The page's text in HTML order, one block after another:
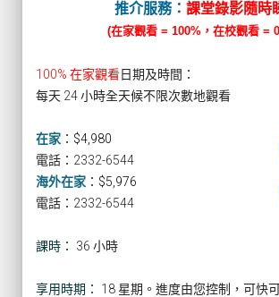
推介服務： 課堂錄影隨時
(在家觀看 = 100%，在校觀看 =
100% 在家觀看日期及時間：
每天 24 小時全天候不限次數地觀看
在家 ： $4,980
電話：2332-6544
海外在家 ： $5,976
電話：2332-6544
課時： 36 小時
享用時期： 18 星期。進度由您控制，可快